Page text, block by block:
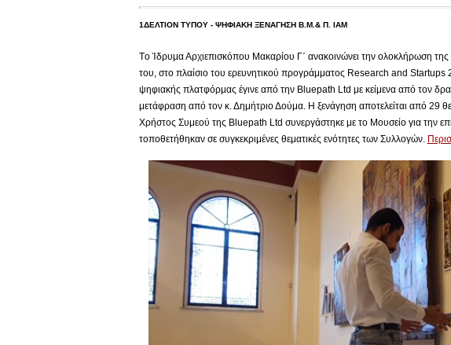
1ΔΕΛΤΙΟΝ ΤΥΠΟΥ - ΨΗΦΙΑΚΗ ΞΕΝΑΓΗΣΗ Β.Μ.& Π. ΙΑΜ
Tο Ίδρυμα Αρχιεπισκόπου Μακαρίου Γ΄ ανακοινώνει την ολοκλήρωση
του, στο πλαίσιο του ερευνητικού προγράμματος Research and
ψηφιακής πλατφόρμας έγινε από την Βluepath Ltd με κείμενα από τον
μετάφραση από τον κ. Δημήτριο Δούμα. Η ξενάγηση αποτελείται από 29
Χρήστος Συμεού της Bluepath Ltd συνεργάστηκε με το Μουσείο για την
τοποθετήθηκαν σε συγκεκριμένες θεματικές ενότητες των Συλλογών.